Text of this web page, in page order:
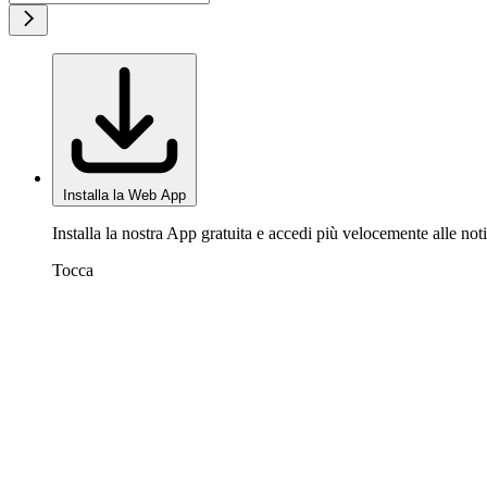
Installa la Web App
Installa la nostra App gratuita e accedi più velocemente alle
Tocca